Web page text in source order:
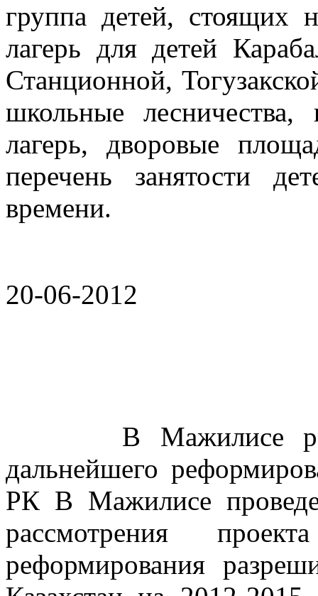
группа детей,
лагерь для детей
Станционной,
школьные
лагерь, дворовые
перечень занятости
времени.
20-06-2012
В Мажилисе
дальнейшего
РК В Мажилисе
рассмотрения
реформирования